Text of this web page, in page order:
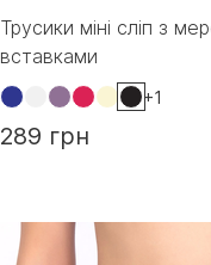
Трусики міні сліп з
вставками
+1
289 грн